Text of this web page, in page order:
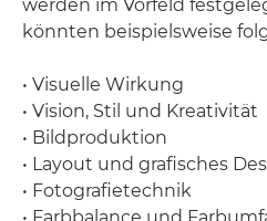
werden im Vorfeld
könnten beispielsweise
• Visuelle Wirkung
• Vision, Stil und Kreativität
• Bildproduktion
• Layout und grafisches
• Fotografietechnik